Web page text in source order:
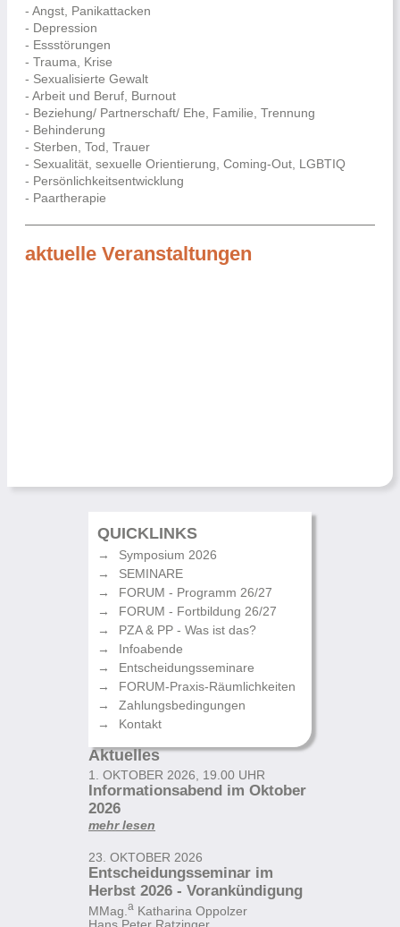
- Angst, Panikattacken
- Depression
- Essstörungen
- Trauma, Krise
- Sexualisierte Gewalt
- Arbeit und Beruf, Burnout
- Beziehung/ Partnerschaft/ Ehe, Familie, Trennung
- Behinderung
- Sterben, Tod, Trauer
- Sexualität, sexuelle Orientierung, Coming-Out, LGBTIQ
- Persönlichkeitsentwicklung
- Paartherapie
aktuelle Veranstaltungen
QUICKLINKS
Symposium 2026
SEMINARE
FORUM - Programm 26/27
FORUM - Fortbildung 26/27
PZA & PP - Was ist das?
Infoabende
Entscheidungsseminare
FORUM-Praxis-Räumlichkeiten
Zahlungsbedingungen
Kontakt
Aktuelles
1. OKTOBER 2026, 19.00 UHR
Informationsabend im Oktober
2026
mehr lesen
23. OKTOBER 2026
Entscheidungsseminar im
Herbst 2026 - Vorankündigung
MMag. a Katharina Oppolzer